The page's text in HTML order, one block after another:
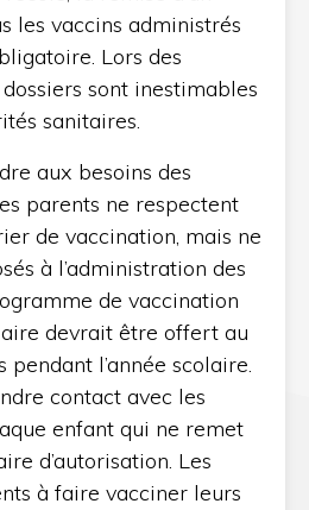
les vaccins administrés
Lors des
sont inestimables
sanitaires.
aux besoins des
parents ne respectent
de vaccination, mais ne
à l’administration des
de vaccination
devrait être offert au
pendant l’année scolaire.
contact avec les
enfant qui ne remet
d’autorisation. Les
à faire vacciner leurs